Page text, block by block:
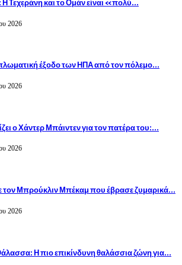
Η Τεχεράνη και το Ομάν είναι «πολύ…
2026
έξοδο των ΗΠΑ από τον πόλεμο…
2026
ο Χάντερ Μπάιντεν για τον πατέρα του:…
2026
τον Μπρούκλιν Μπέκαμ που έβρασε ζυμαρικά…
2026
Η πιο επικίνδυνη θαλάσσια ζώνη για…